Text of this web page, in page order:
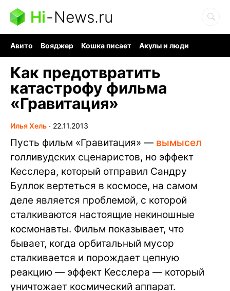
Hi-News.ru
Авито Вояджер Кошка писает
Акулы и люди
Как предотвратить
катастрофу фильма
«Гравитация»
Илья Хель ∙ 22.11.2013
Пусть фильм «Гравитация» — вымысел
голливудских сценаристов, но эффект
Кесслера, который отправил Сандру
Буллок вертеться в космосе, на самом
деле является проблемой, с которой
сталкиваются настоящие некиношные
космонавты. Фильм показывает, что
бывает, когда орбитальный мусор
сталкивается и порождает цепную
реакцию — эффект Кесслера — который
уничтожает космический аппарат.